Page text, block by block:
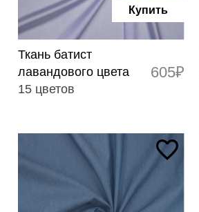
Купить
Ткань батист
лавандового цвета
15 цветов
605₽